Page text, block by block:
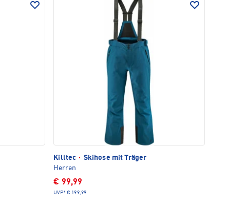
Killtec · Skihose mit Träger
Herren
€ 99,99
UVP* € 199,99